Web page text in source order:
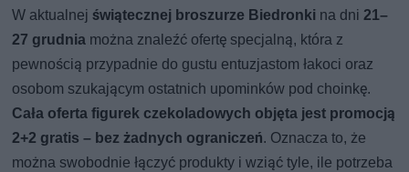
W aktualnejświątecznej broszurze Biedronki na dni21–
27 grudnia można znaleźć ofertę specjalną, która z
pewnością przypadnie do gustu entuzjastom łakoci oraz
osobom szukającym ostatnich upominków pod choinkę.
Cała oferta figurek czekoladowych objęta jest promocją
2+2 gratis – bez żadnych ograniczeń. Oznacza to, że
można swobodnie łączyć produkty i wziąć tyle, ile potrzeba